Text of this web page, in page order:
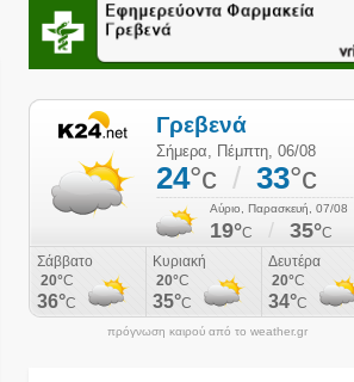
πρόγνωση καιρού από το weather.gr